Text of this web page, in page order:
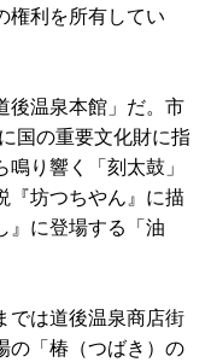
権利を所有してい
後温泉本館」だ。市
国の重要文化財に指
り響く「刻太鼓」
『坊つちやん』に描
』に登場する「油
では道後温泉商店街
の「椿（つばき）の